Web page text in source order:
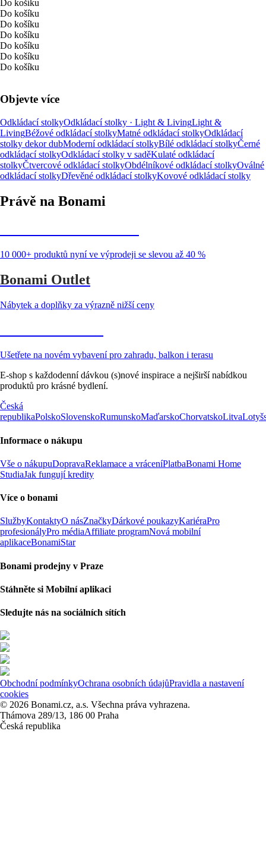
Do košíku
Do košíku
Do košíku
Do košíku
Do košíku
Do košíku
Do košíku
Objevte více
Odkládací stolkyOdkládací stolky · Light & LivingLight &
LivingBéžové odkládací stolkyMatné odkládací stolkyOdkládací
stolky dekor dubModerní odkládací stolkyBílé odkládací stolkyČerné
odkládací stolkyOdkládací stolky v saděKulaté odkládací
stolkyČtvercové odkládací stolkyObdélníkové odkládací stolkyOválné
odkládací stolkyDřevěné odkládací stolkyKovové odkládací stolky
Právě na Bonami
10 000+ produktů nyní ve výprodeji se slevou až 40 %
Bonami Outlet
Nábytek a doplňky za výrazně nižší ceny
Ušetřete na novém vybavení pro zahradu, balkon i terasu
E-shop s každodenní dávkou (s)nové inspirace a nejširší nabídkou
produktů pro krásné bydlení.
Česká
republikaPolskoSlovenskoRumunskoMaďarskoChorvatskoLitva
Informace o nákupu
Vše o nákupuDopravaReklamace a vráceníPlatbaBonami Home
StudiaJak fungují kredity
Více o bonami
SlužbyKontaktyO násZnačkyDárkové poukazyKariéraPro
profesionályPro médiaAffiliate programNová mobilní
aplikaceBonamiStar
Bonami prodejny v Praze
Stáhněte si Mobilní aplikaci
Sledujte nás na sociálních sítích
Obchodní podmínkyOchrana osobních údajůPravidla a nastavení
cookies
© 2026 Bonami.cz, a.s. Všechna práva vyhrazena.
Thámova 289/13, 186 00 Praha
Česká republika